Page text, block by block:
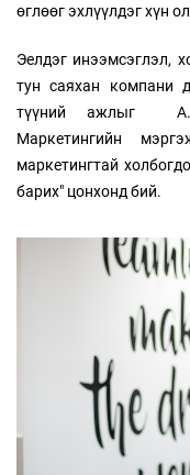
өглөөг эхлүүлдэг хүн
Эелдэг инээмсэглэл,
тун саяхан компани
түүний ажлыг
Маркетингийн
маркетингтай
барих" цонхонд бий.